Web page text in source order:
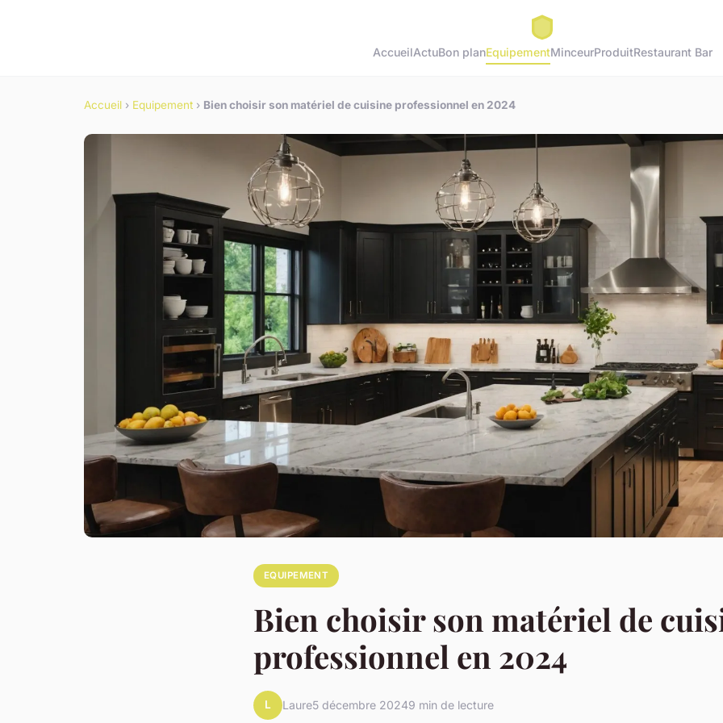
AccueilActuBon planEquipementMinceurProduitRestaurant Bar
Accueil › Equipement › Bien choisir son matériel de cuisine professionnel en 2024
EQUIPEMENT
Bien choisir son matériel de
professionnel en 2024
L Laure5 décembre 20249 min de lecture